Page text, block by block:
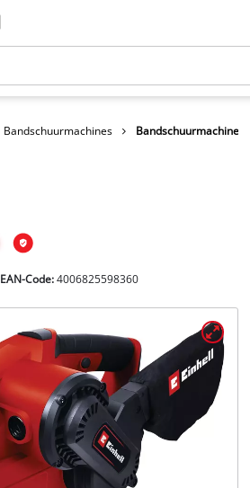
Bandschuurmachines Bandschuurmachine
EAN-Code:4006825598360